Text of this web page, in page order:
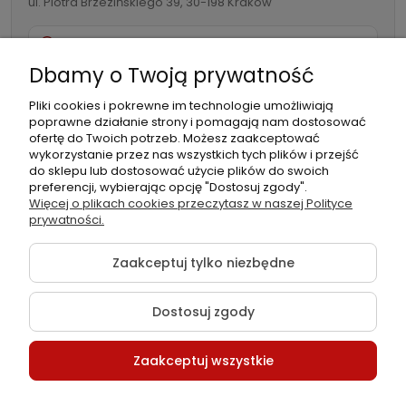
mieć przy sobie, np. w kieszeni czy przypiętego do paska
roboczego za pomocą zintegrowanego
magnesoraz obrotowy hak pozwalają szybko ustabilizować
lampę na metalowych powierzchniach lub zawiesić w
miejscu pracy, zapewniając optymalne oświetlenie pod
dowolnym kątem.
Idealna do detailingu, warsztatów
i serwisów
SCANGRIP MINIMATCH sprawdza się nie tylko w
profesjonalnych studiach detailingowych, ale także w
warsztatach samochodowych oraz podczas kontroli jakości.
Dwa kolory światła umożliwiają skuteczne wykrywanie
732 082 998
info@folia-samochodowa.pl
Podmiot
odpowiedzialny:
Folia samochodowa Zachariasz
Sp.k.
©2026 Wszelkie Prawa Zastrzeżone | Folia-samochodowa.pl
Dbamy o Twoją prywatność
Pliki cookies i pokrewne im technologie umożliwiają
poprawne działanie strony i pomagają nam dostosować
ofertę do Twoich potrzeb. Możesz zaakceptować
wykorzystanie przez nas wszystkich tych plików i przejść
do sklepu lub dostosować użycie plików do swoich
preferencji, wybierając opcję "Dostosuj zgody".
Więcej o plikach cookies przeczytasz w naszej Polityce
prywatności.
Zaakceptuj tylko niezbędne
Dostosuj zgody
Zaakceptuj wszystkie